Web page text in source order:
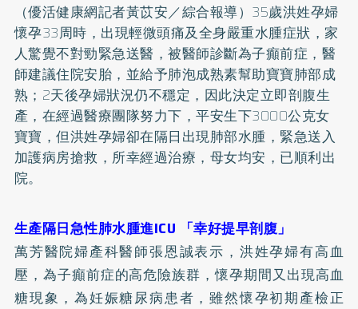
（優活健康網記者黃苡安／綜合報導）35歲洪姓孕婦
懷孕33周時，出現輕微頭痛及全身嚴重水腫症狀，家
人驚覺不對勁緊急送醫，被醫師診斷為子癲前症，醫
師建議住院安胎，並給予肺泡成熟素幫助寶寶肺部成
熟；2天後孕婦狀況仍不穩定，因此決定立即剖腹生
產，在經過醫療團隊努力下，平安生下3000公克女
寶寶，但洪姓孕婦卻在隔日出現肺部水腫，緊急送入
加護病房搶救，所幸經過治療，母女均安，已順利出
院。
生產隔日急性肺水腫進ICU 「幸好提早剖腹」
萬芳醫院婦產科醫師張恩誠表示，洪姓孕婦有高血
壓 ，為子癲前症的高危險族群，懷孕期間又出現高血
糖現象，為妊娠糖尿病患者，雖然懷孕初期產檢正